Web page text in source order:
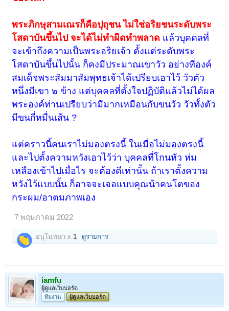
พระภิกษุสามเณรก็คือปุถุชน ไม่ใช่อริยชนระดับพระ
โสดาบันขึ้นไป จะได้ไม่ทำผิดทำพลาด แล้วบุคคลที่
จะเข้าถึงความเป็นพระอริยเจ้า ตั้งแต่ระดับพระ
โสดาบันขึ้นไปนั้น ก็คงมีประมาณเขาวัว อย่างที่องค์
สมเด็จพระสัมมาสัมพุทธเจ้าได้เปรียบเอาไว้ วัวตัว
หนึ่งมีเขา ๒ ข้าง แต่บุคคลที่ตั้งใจปฏิบัติแล้วไม่ได้ผล
พระองค์ท่านเปรียบว่ามีมากเหมือนกับขนวัว วัวทั้งตัว
มีขนกี่หมื่นเส้น ?
แต่คราวนี้คนเราไม่มองตรงนี้ ในเมื่อไม่มองตรงนี้
และไปตั้งความหวังเอาไว้ว่า บุคคลที่โกนหัว ห่ม
เหลืองเข้าไปเมื่อไร จะต้องดีเท่านั้น ถ้าเราตั้งความ
หวังไว้แบบนั้น ก็อาจจะเจอแบบคุณน้าคนโตของ
กระผม/อาตมภาพเอง
7 พฤษภาคม 2022
อนุโมทนา x 1 ดูรายการ
iamfu
ผู้ดูแลเว็บบอร์ด
ทีมงาน
ผู้ดูแลเว็บบอร์ด